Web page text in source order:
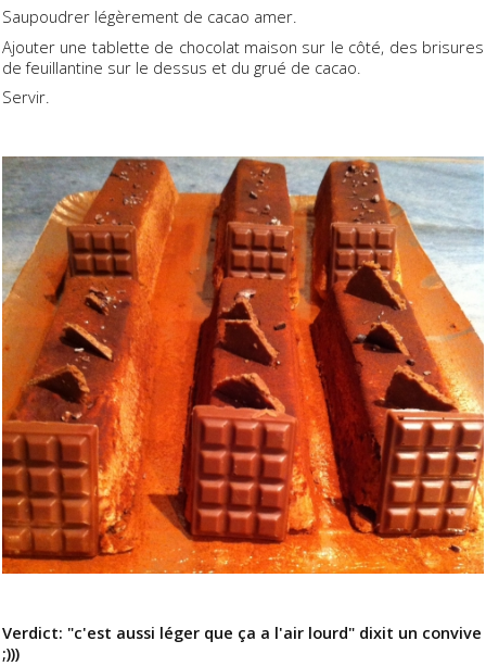
Saupoudrer légèrement de cacao amer.
Ajouter une tablette de chocolat maison sur le côté, des brisures
de feuillantine sur le dessus et du grué de cacao.
Servir.
Verdict: "c'est aussi léger que ça a l'air lourd" dixit un convive
;)))